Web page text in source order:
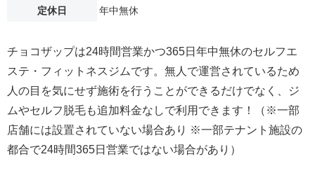
定休日
年中無休
チョコザップは24時間営業かつ365日年中無休のセルフエ
ステ・フィットネスジムです。無人で運営されているため
人の目を気にせず施術を行うことができるだけでなく、ジ
ムやセルフ脱毛も追加料金なしで利用できます！（※一部
店舗には設置されていない場合あり ※一部テナント施設の
都合で24時間365日営業ではない場合があり）